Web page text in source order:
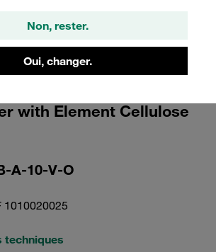
Non, rester.
Oui, changer.
fournie à titre illustratif uniquement et peut différer
with Element Cellulose
A-10-V-O
1010020025
techniques